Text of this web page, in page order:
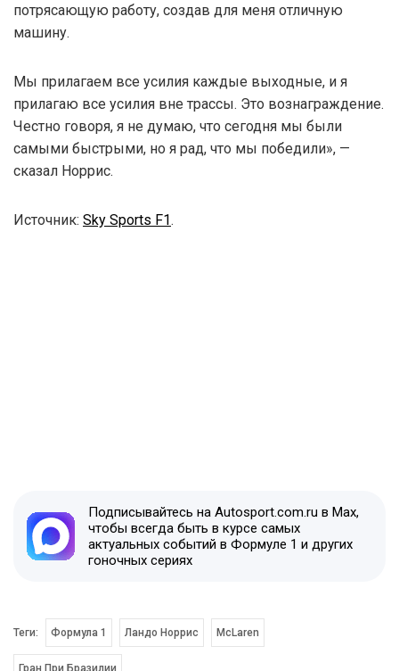
потрясающую работу, создав для меня отличную
машину.
Мы прилагаем все усилия каждые выходные, и я
прилагаю все усилия вне трассы. Это вознаграждение.
Честно говоря, я не думаю, что сегодня мы были
самыми быстрыми, но я рад, что мы победили», —
сказал Норрис.
Источник: Sky Sports F1.
Подписывайтесь на Autosport.com.ru в Max,
чтобы всегда быть в курсе самых
актуальных событий в Формуле 1 и других
гоночных сериях
Теги: Формула 1 Ландо Норрис McLaren
Гран При Бразилии